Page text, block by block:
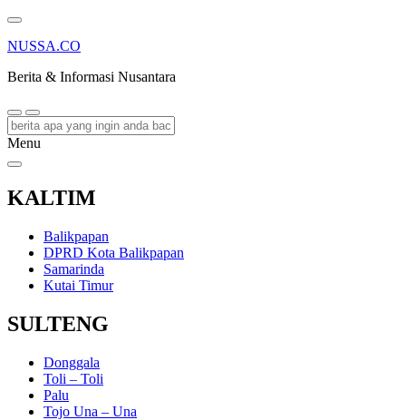
NUSSA.CO
Berita & Informasi Nusantara
Menu
KALTIM
Balikpapan
DPRD Kota Balikpapan
Samarinda
Kutai Timur
SULTENG
Donggala
Toli – Toli
Palu
Tojo Una – Una